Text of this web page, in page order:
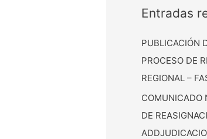
c
r
:
Entradas
PUBLICACIÓN
PROCESO DE
REGIONAL –
COMUNICADO
DE